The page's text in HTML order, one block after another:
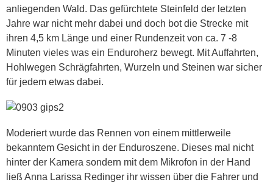
anliegenden Wald. Das gefürchtete Steinfeld der letzten
Jahre war nicht mehr dabei und doch bot die Strecke mit
ihren 4,5 km Länge und einer Rundenzeit von ca. 7 -8
Minuten vieles was ein Enduroherz bewegt. Mit Auffahrten,
Hohlwegen Schrägfahrten, Wurzeln und Steinen war sicher
für jedem etwas dabei.
Moderiert wurde das Rennen von einem mittlerweile
bekanntem Gesicht in der Enduroszene. Dieses mal nicht
hinter der Kamera sondern mit dem Mikrofon in der Hand
ließ Anna Larissa Redinger ihr wissen über die Fahrer und